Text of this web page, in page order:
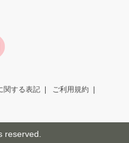
関する表記
ご利用規約
reserved.